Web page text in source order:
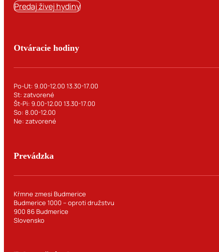
Predaj živej hydiny
Otváracie hodiny
Po-Ut: 9.00-12.00 13.30-17.00
St: zatvorené
Št-Pi: 9.00-12.00 13.30-17.00
So: 8.00-12.00
Ne: zatvorené
Prevádzka
Kŕmne zmesi Budmerice
Budmerice 1000 – oproti družstvu
900 86 Budmerice
Slovensko